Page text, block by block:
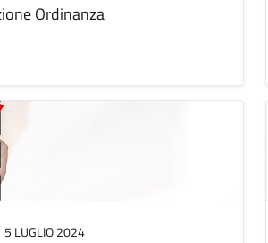
Ordinanza
5 LUGLIO 2024